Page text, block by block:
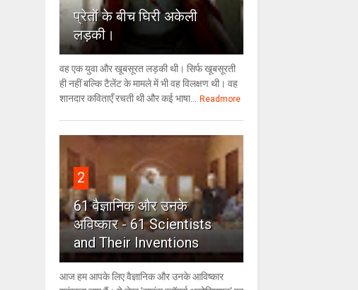
प्रेतों के बीच घिरी अकेली
लड़की।
वह एक युवा और खूबसूरत लड़की थी। सिर्फ खूबसूरती
ही नहीं बल्कि टैलेंट के मामले में भी वह विलक्षण थी। वह
शानदार कविताएँ रचती थी और कई भाषा...
Readmore
2
61 वैज्ञानिक और उनके
अविष्कार - 61 Scientists
and Their Inventions
आज हम आपके लिए वैज्ञानिक और उनके आविष्कार